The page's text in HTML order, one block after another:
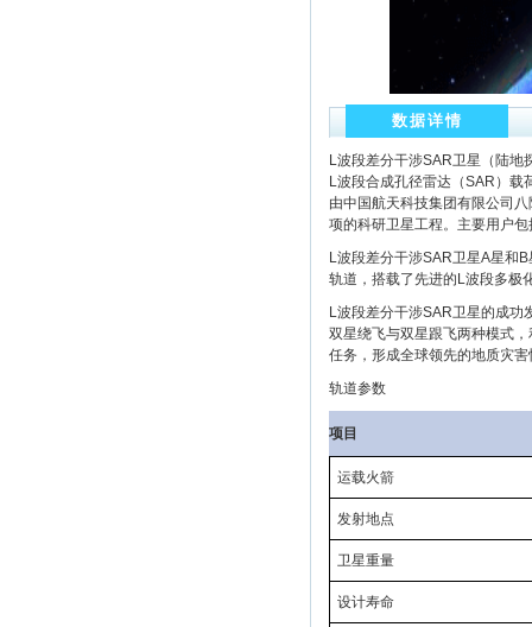
数据详情
L波段差分干涉SAR卫星（陆地
L波段合成孔径雷达（SAR）载
由中国航天科技集团有限公司
项的科研卫星工程。主要用户
L波段差分干涉SAR卫星A星和
轨道，搭载了先进的L波段多极
L波段差分干涉SAR卫星的成功
双星绕飞与双星跟飞两种模式
任务，形成全球领先的地质灾
轨道参数
项目
运载火箭
发射地点
卫星重量
设计寿命